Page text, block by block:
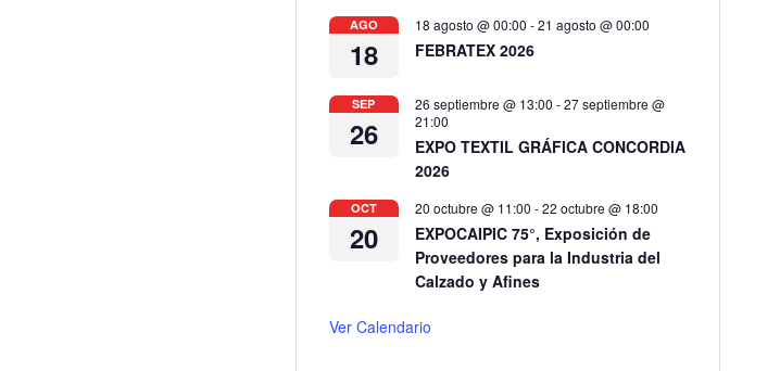
AGO
18
18 agosto @ 00:00 -21 agosto @ 00:00
FEBRATEX 2026
SEP
26
26 septiembre @ 13:00 -27 septiembre @
21:00
EXPO TEXTIL GRÁFICA CONCORDIA
2026
OCT
20
20 octubre @ 11:00 -22 octubre @ 18:00
EXPOCAIPIC 75°, Exposición de
Proveedores para la Industria del
Calzado y Afines
Ver Calendario